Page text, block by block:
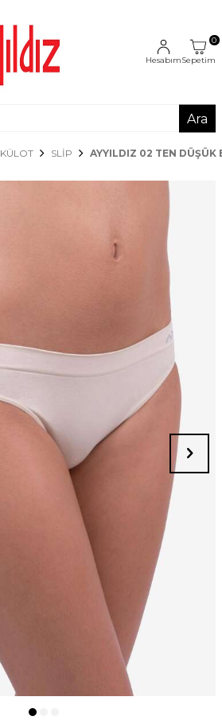
Hesabım
0
Sepetim
Ara
KÜLOT SLIP AYYILDIZ 02 TEN DÜŞÜK